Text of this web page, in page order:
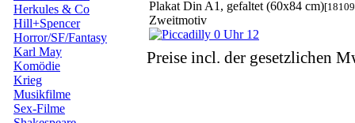
Herkules & Co
Hill+Spencer
Horror/SF/Fantasy
Karl May
Komödie
Krieg
Musikfilme
Sex-Filme
Plakat Din A1, gefaltet (60x84 cm)
Zweitmotiv
Preise incl. der gesetzlichen